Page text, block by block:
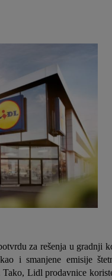
za rešenja u gradnji
i smanjene emisije
Tako, Lidl prodavnice